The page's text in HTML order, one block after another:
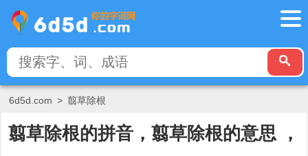
6d5d.com > 翦草除根
翦草除根的拼音，翦草除根的意思 ，